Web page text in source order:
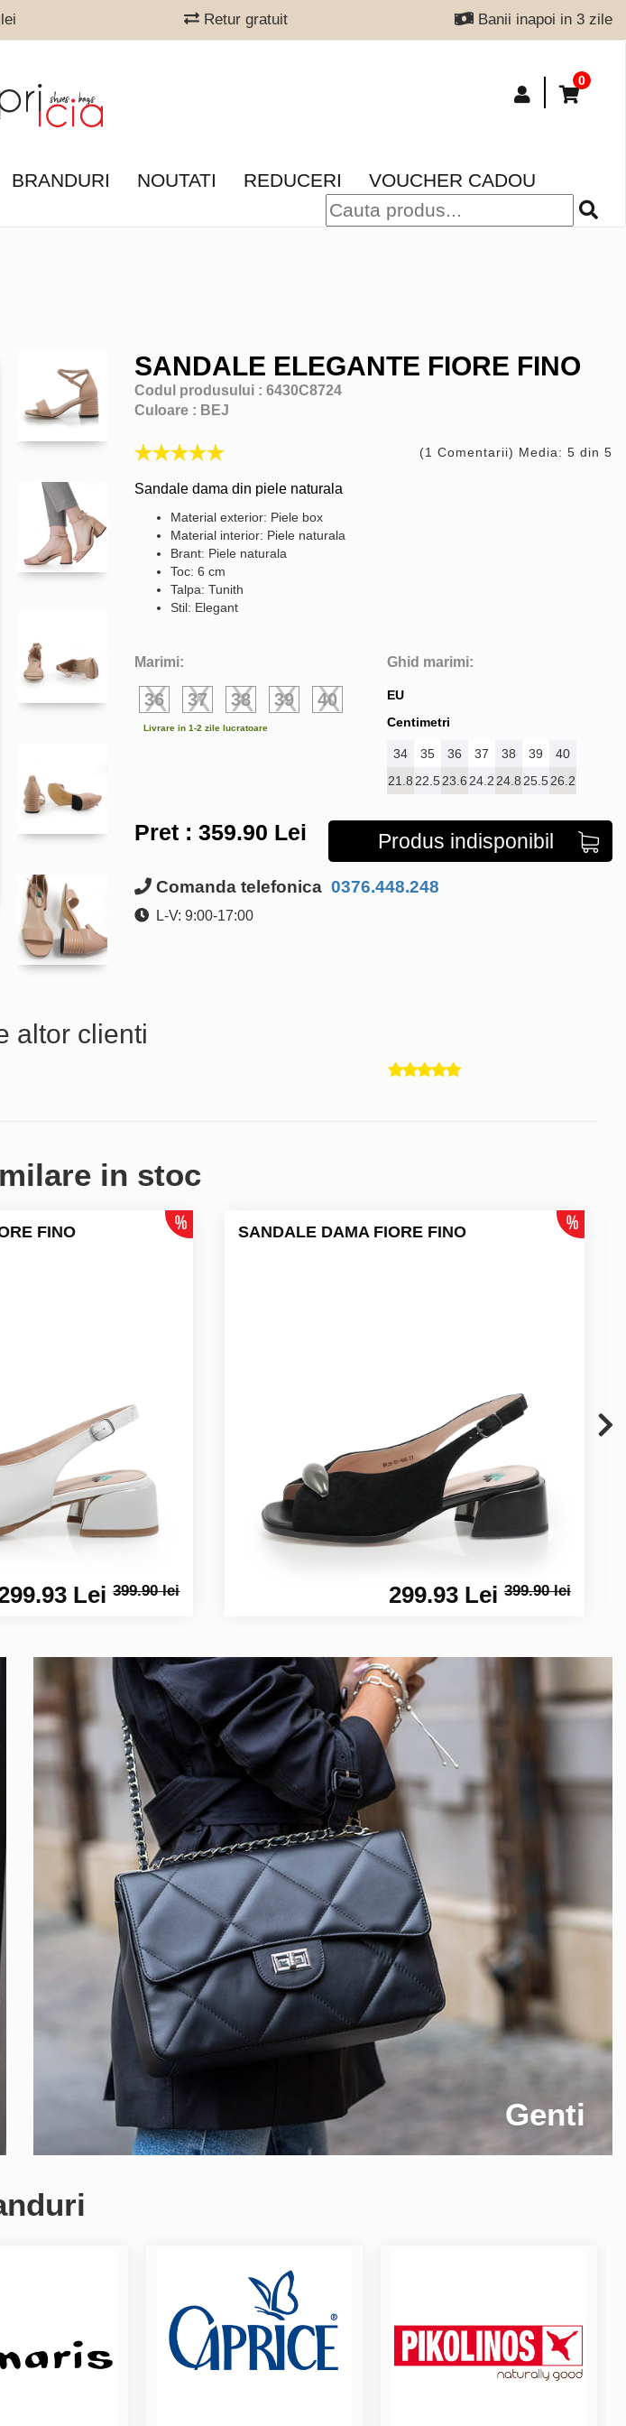
Retur gratuit Banii inapoi in 3 zile
0
BRANDURI NOUTATI REDUCERI VOUCHER CADOU
SANDALE ELEGANTE FIORE FINO
Codul produsului : 6430C8724
Culoare : BEJ
(1 Comentarii) Media: 5 din 5
Sandale dama din piele naturala
Material exterior: Piele box
Material interior: Piele naturala
Brant: Piele naturala
Toc: 6 cm
Talpa: Tunith
Stil: Elegant
Marimi:
36 37 38 39 40
Livrare in 1-2 zile lucratoare
Ghid marimi:
EU
Centimetri
34 35 36 37 38 39
40
21.8 22.523.6 24.2 24.8 25.526.2
Pret : 359.90 Lei Produs indisponibil
Comanda telefonica 0376.448.248
L-V: 9:00-17:00
altor clienti
in stoc
FINO
Lei399.90 lei
SANDALE DAMA FIORE FINO
299.93 Lei399.90 lei
Genti